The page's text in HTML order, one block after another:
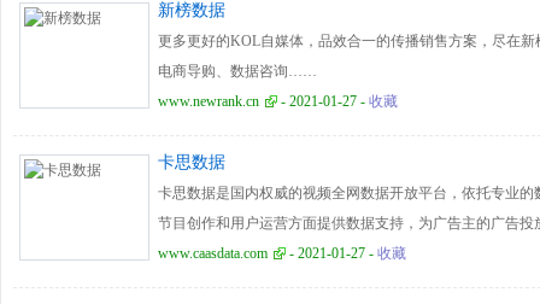
新榜数据
更多更好的KOL自媒体，品效合一的传播销售方案，尽在
电商导购、数据咨询……
www.newrank.cn
- 2021-01-27 - 收藏
卡思数据
卡思数据是国内权威的视频全网数据开放平台，依托专业
节目创作和用户运营方面提供数据支持，为广告主的广告
供全面客观的价值评估。
www.caasdata.com - 2021-01-27 - 收藏